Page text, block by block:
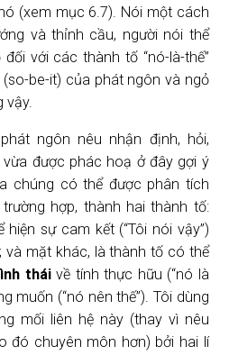
(xem mục 6.7). Nói một cách
và thỉnh cầu, người nói thể
với các thành tố “nó-là-thế”
(so-be-it) của phát ngôn và ngỏ
vậy.
ngôn nêu nhận định, hỏi,
được phác hoạ ở đây gợi ý
chúng có thể được phân tích
hợp, thành hai thành tố:
sự cam kết (“Tôi nói vậy”)
và mặt khác, là thành tố có thể
tháivề tính thực hữu (“nó là
muốn (“nó nên thế”). Tôi dùng
mối liên hệ này (thay vì nêu
đó chuyên môn hơn) bởi hai lí